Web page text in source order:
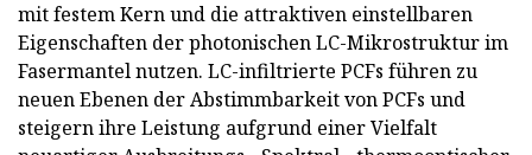
mit festem Kern und die attraktiven einstellbaren
Eigenschaften der photonischen LC-Mikrostruktur im
Fasermantel nutzen. LC-infiltrierte PCFs führen zu
neuen Ebenen der Abstimmbarkeit von PCFs und
steigern ihre Leistung aufgrund einer Vielfalt